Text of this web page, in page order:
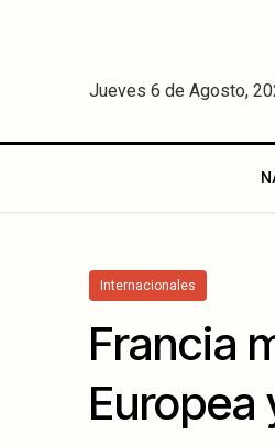
Jueves 6 de Agosto,
Internacionales
Francia
Europea